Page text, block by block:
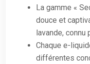
La gamme «
douce et
lavande,
Chaque e-
différentes